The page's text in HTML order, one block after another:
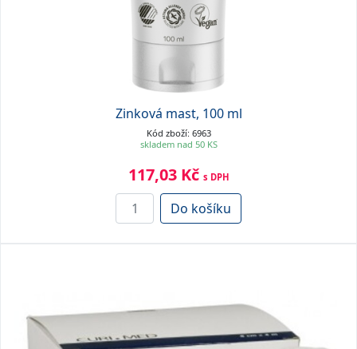
Zinková mast, 100 ml
Kód zboží: 6963
skladem nad 50 KS
117,03 Kč s DPH
Do košíku